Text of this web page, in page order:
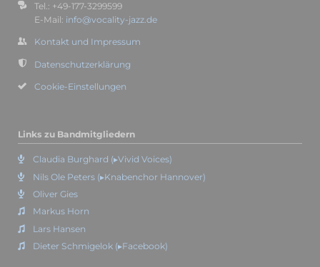
Tel.: +49-177-3299599
E-Mail: info@vocality-jazz.de
Kontakt und Impressum
Datenschutzerklärung
Cookie-Einstellungen
Links zu Bandmitgliedern
Claudia Burghard (▸Vivid Voices)
Nils Ole Peters (▸Knabenchor Hannover)
Oliver Gies
Markus Horn
Lars Hansen
Dieter Schmigelok (▸Facebook)